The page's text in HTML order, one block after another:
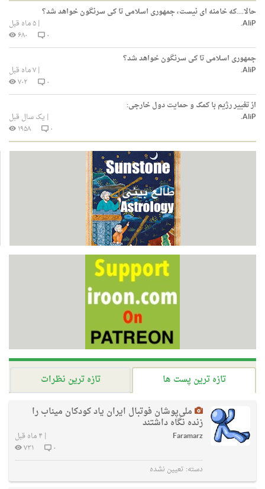
حالا....که خامنه ای نیست، جمهوری اسلامی تا کی سرنگون خواهد شد؟
AliP.
|۵ ماه قبل
۰
۶۸۰
جمهوری اسلامی تا کی سرنگون خواهد شد؟
AliP.
|۷ ماه قبل
۰
۷۰۲
از تغییر رژیم با کمک و حمایت دول خارجی:
AliP.
| یک سال قبل
۰
۱۹۵۸
تازه ترین پست ها
تازه ترین نظرات
ملی‌پوشان فوتبال ایران یاد کودکان میناب را
زنده نگاه داشتند
Faramarz
| ۴ ماه قبل
۰
۷۳۱
دسته: تعیین نشده